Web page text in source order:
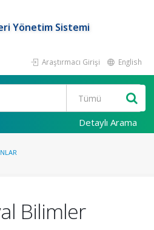
Yönetim Sistemi
Araştırmacı Girişi English
Detaylı Arama
Bilimler